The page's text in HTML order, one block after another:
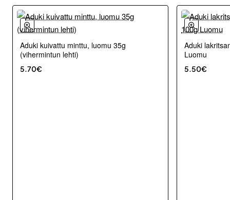
Aduki kuivattu minttu, luomu 35g
(vihermintun lehti)
5.70€
Aduki
Luomu
5.50€